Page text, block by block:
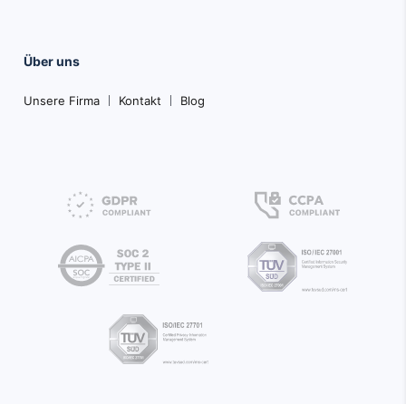
Über uns
Unsere Firma Kontakt Blog